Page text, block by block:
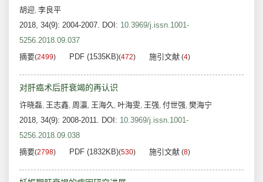
胡迎, 李良平
2018, 34(9): 2004-2007. DOI: 10.3969/j.issn.1001-
5256.2018.09.037
摘要(2499) PDF (1535KB)(472) 施引文献 (4)
对肝癌术后肝衰竭的再认识
许晓磊, 王志鑫, 周灜, 王海久 , 叶海雯, 王强, 付世强, 樊海宁
2018, 34(9): 2008-2011. DOI: 10.3969/j.issn.1001-
5256.2018.09.038
摘要(2798) PDF (1832KB)(530) 施引文献 (8)